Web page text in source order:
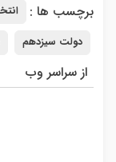
برچسب ها :
دولت سیزدهم
از سراسر وب